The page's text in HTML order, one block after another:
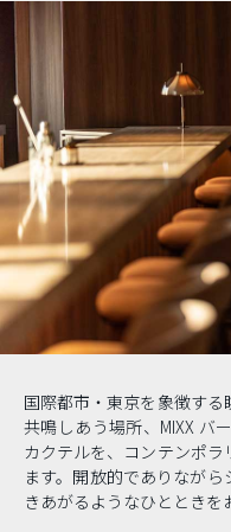
国際都市・東京を象徴する
共鳴しあう場所、MIXX バ
カクテルを、コンテンポ
ます。開放的でありなが
きあがるようなひとときを